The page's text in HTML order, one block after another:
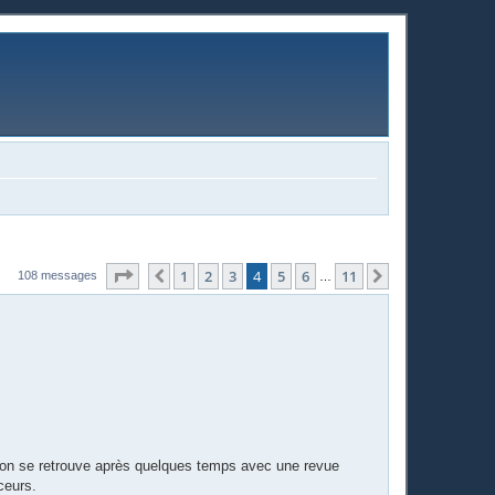
108 messages Page sur11
Précédente
1 2 3 4 5 6 11
se retrouve après quelques temps avec une revue